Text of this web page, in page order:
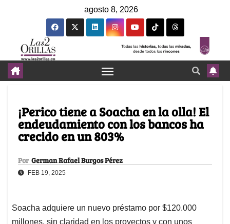
agosto 8, 2026
¡Perico tiene a Soacha en la olla! El
endeudamiento con los bancos ha
crecido en un 803%
Por German Rafael Burgos Pérez
FEB 19, 2025
Soacha adquiere un nuevo préstamo por $120.000
millones, sin claridad en los proyectos y con unos